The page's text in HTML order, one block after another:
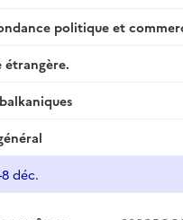
politique et
étrangère.
8 déc.